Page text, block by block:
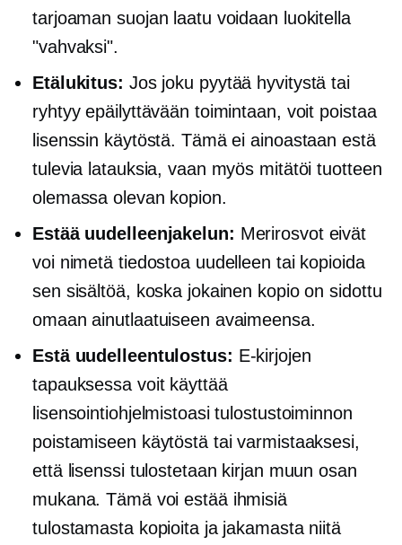
tarjoaman suojan laatu voidaan luokitella
"vahvaksi".
Etälukitus: Jos joku pyytää hyvitystä tai
ryhtyy epäilyttävään toimintaan, voit poistaa
lisenssin käytöstä. Tämä ei ainoastaan ​​estä
tulevia latauksia, vaan myös mitätöi tuotteen
olemassa olevan kopion.
Estää uudelleenjakelun: Merirosvot eivät
voi nimetä tiedostoa uudelleen tai kopioida
sen sisältöä, koska jokainen kopio on sidottu
omaan ainutlaatuiseen avaimeensa.
Estä uudelleentulostus: E-kirjojen
tapauksessa voit käyttää
lisensointiohjelmistoasi tulostustoiminnon
poistamiseen käytöstä tai varmistaaksesi,
että lisenssi tulostetaan kirjan muun osan
mukana. Tämä voi estää ihmisiä
tulostamasta kopioita ja jakamasta niitä